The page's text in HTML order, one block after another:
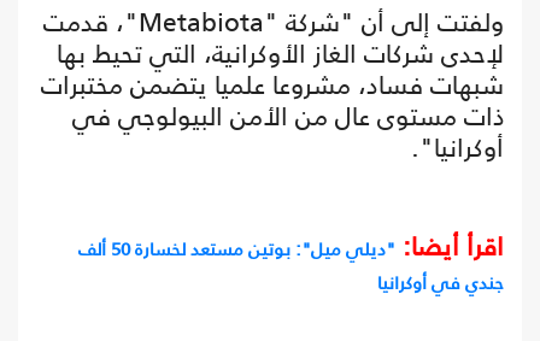
ولفتت إلى أن "شركة "Metabiota"، قدمت
لإحدى شركات الغاز الأوكرانية، التي تحيط بها
شبهات فساد، مشروعا علميا يتضمن مختبرات
ذات مستوى عال من الأمن البيولوجي في
أوكرانيا".
اقرأ أيضا:
"ديلي ميل": بوتين مستعد لخسارة 50 ألف
جندي في أوكرانيا